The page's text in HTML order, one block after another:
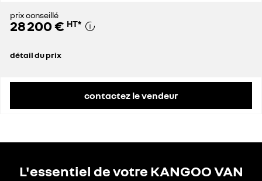
prix conseillé
28 200 € HT*
détail du prix
contactez le vendeur
L'essentiel de votre KANGOO VAN